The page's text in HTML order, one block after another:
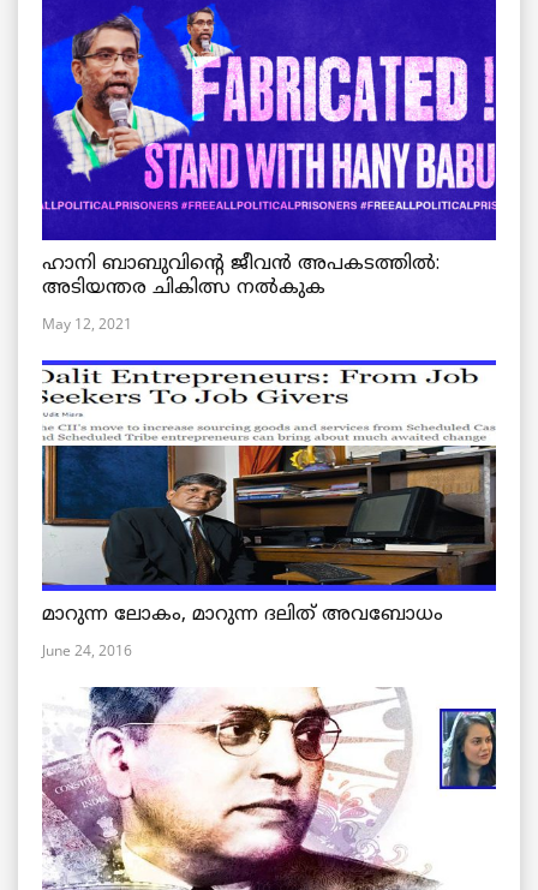
ഹാനി ബാബുവിന്റെ ജീവൻ അപകടത്തിൽ:
അടിയന്തര ചികിത്സ നൽകുക
May 12, 2021
മാറുന്ന ലോകം, മാറുന്ന ദലിത് അവബോധം
June 24, 2016